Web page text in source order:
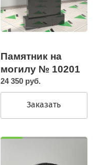
Памятник на
могилу № 10201
24 350 руб.
Заказать